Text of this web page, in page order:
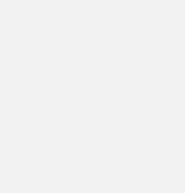
des VDKF gefragt.
Rahmen Ihrer
damit selbstverständlich
Auch wenn wir natürlich
Herstellern, dem Handel und
ist etwas ganz Besonderes.